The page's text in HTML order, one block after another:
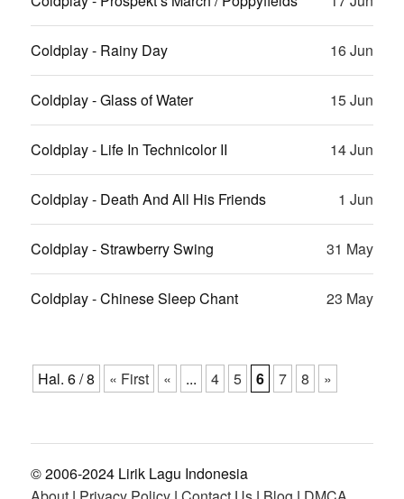
Coldplay - Rainy Day 16 Jun
Coldplay - Glass of Water 15 Jun
Coldplay - Life In Technicolor II 14 Jun
Coldplay - Death And All His Friends 1 Jun
Coldplay - Strawberry Swing 31 May
Coldplay - Chinese Sleep Chant 23 May
Hal. 6 / 8 « First « ... 4 5 6 7 8 »
© 2006-2024 Lirik Lagu Indonesia